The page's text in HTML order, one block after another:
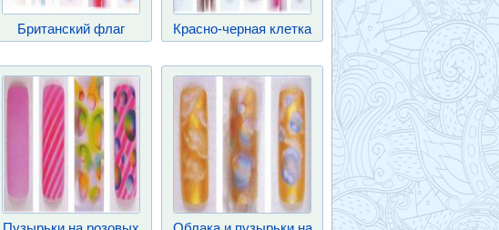
Британский флаг Красно-черная клетка